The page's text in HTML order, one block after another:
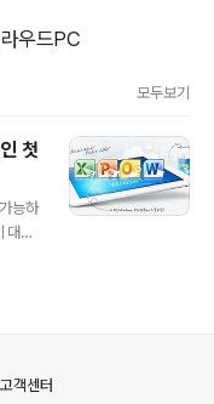
우드PC
모두보기
첫
능하
대한
를
시점
고객센터